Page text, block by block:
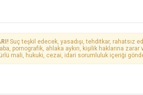
Suç teşkil edecek, yasadışı, tehditkar, rahatsız
pornografik, ahlaka aykırı, kişilik haklarına
mali, hukuki, cezai, idari sorumluluk içeriği